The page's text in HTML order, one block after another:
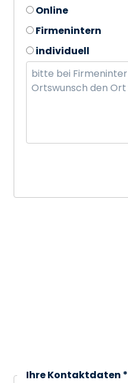
Online
Firmenintern
individuell
Ihre Kontaktdaten *